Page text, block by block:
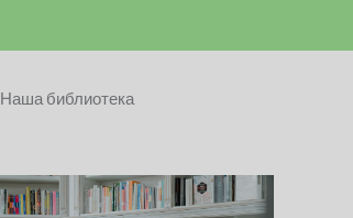
Наша библиотека